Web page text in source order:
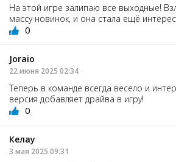
На этой игре залипаю все выходные!
массу новинок, и она стала ещё
0
Joraio
22 июня 2025 02:34
Теперь в команде всегда весело и
версия добавляет драйва в игру!
0
Келау
3 мая 2025 09:31